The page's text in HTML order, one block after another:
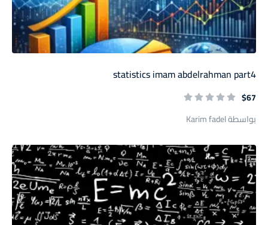
statistics imam abdelrahman part4
$67
بواسطة Karim fadel